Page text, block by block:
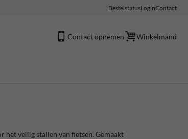
BestelstatusLoginContact
Contact opnemen Winkelmand
het veilig stallen van fietsen. Gemaakt